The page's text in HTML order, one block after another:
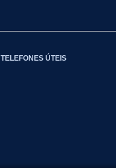
TELEFONES ÚTEIS